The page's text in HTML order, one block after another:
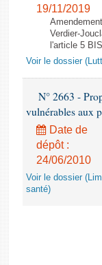
19/11/2019
Verdier-
l'article 5
Voir le dossier
N° 2663 -
vulnérables aux
Date de
dépôt :
24/06/2010
Voir le dossier
santé)